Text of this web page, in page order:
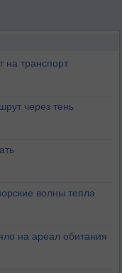
на транспорт
через тень
волны тепла
на ареал обитания